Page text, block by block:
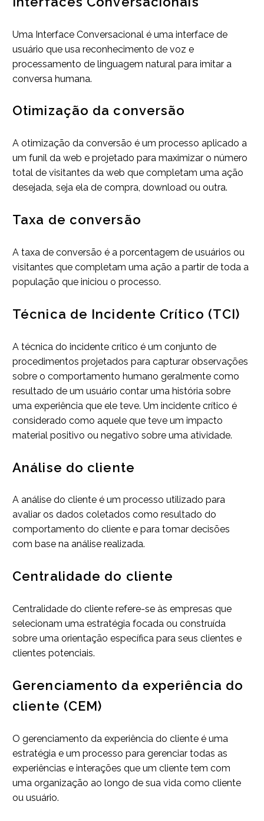
Uma Interface Conversacional é uma interface de
usuário que usa reconhecimento de voz e
processamento de linguagem natural para imitar a
conversa humana.
Otimização da conversão
A otimização da conversão é um processo aplicado a
um funil da web e projetado para maximizar o número
total de visitantes da web que completam uma ação
desejada, seja ela de compra, download ou outra.
Taxa de conversão
A taxa de conversão é a porcentagem de usuários ou
visitantes que completam uma ação a partir de toda a
população que iniciou o processo.
Técnica de Incidente Crítico (TCI)
A técnica do incidente crítico é um conjunto de
procedimentos projetados para capturar observações
sobre o comportamento humano geralmente como
resultado de um usuário contar uma história sobre
uma experiência que ele teve. Um incidente crítico é
considerado como aquele que teve um impacto
material positivo ou negativo sobre uma atividade.
Análise do cliente
A análise do cliente é um processo utilizado para
avaliar os dados coletados como resultado do
comportamento do cliente e para tomar decisões
com base na análise realizada.
Centralidade do cliente
Centralidade do cliente refere-se às empresas que
selecionam uma estratégia focada ou construída
sobre uma orientação específica para seus clientes e
clientes potenciais.
Gerenciamento da experiência do
cliente (CEM)
O gerenciamento da experiência do cliente é uma
estratégia e um processo para gerenciar todas as
experiências e interações que um cliente tem com
uma organização ao longo de sua vida como cliente
ou usuário.